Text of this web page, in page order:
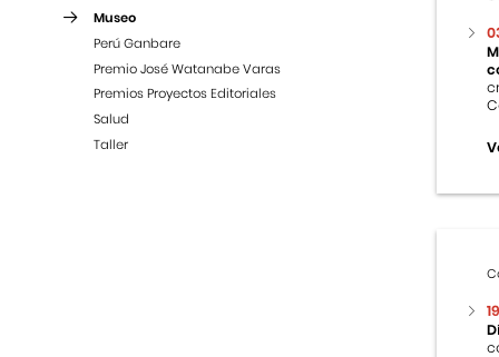
Museo
Perú Ganbare
Premio José Watanabe Varas
Premios Proyectos Editoriales
Salud
Taller